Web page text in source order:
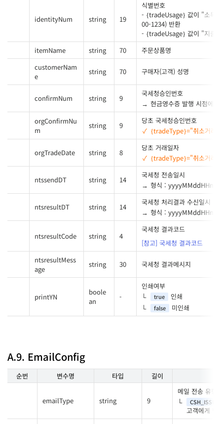
identityNum string 19
식별번호
- {tradeUsage} 값이 "소득
00-1234) 반환
- {tradeUsage} 값이 "지출
itemName
string 70
주문상품명
customerNam
e
string 70 구매자(고객) 성명
confirmNum string 9
국세청승인번호
현금영수증 발행 시점에
orgConfirmNu
m
string 9
당초 국세청승인번호
{tradeType}="취소거래"
orgTradeDate string 8
당초 거래일자
{tradeType}="취소거래"
ntssendDT string 14
국세청 전송일시
형식 :
ntsresultDT string 14
국세청 처리결과 수신일시
형식 :
ntsresultCode string 4
국세청 결과코드
[참고] 국세청 결과코드
ntsresultMess
age
string 30 국세청 결과메시지
printYN
boole
an
-
인쇄여부
true 인쇄
false 미인쇄
A.9. EmailConfig
순번 변수명 타입 길이
emailType string 9
메일 전송 유형
CSH_ISSUE
고객에게 현